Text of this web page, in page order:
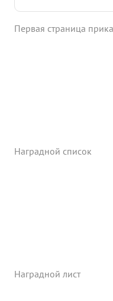
Комсомолец,
Первая страница
Наградной список
Наградной лист